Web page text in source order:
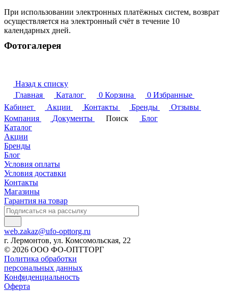
При использовании электронных платёжных систем, возврат
осуществляется на электронный счёт в течение 10
календарных дней.
Фотогалерея
Назад к списку
Главная
Каталог 0 Корзина 0 Избранные
Кабинет
Акции Контакты Бренды
Отзывы
Компания
Документы Поиск
Блог
Каталог
Акции
Бренды
Блог
Условия оплаты
Условия доставки
Контакты
Магазины
Гарантия на товар
web.zakaz@ufo-opttorg.ru
г. Лермонтов, ул. Комсомольская, 22
© 2026 ООО ФО-ОПТТОРГ
Политика обработки
персональных данных
Конфиденциальность
Оферта